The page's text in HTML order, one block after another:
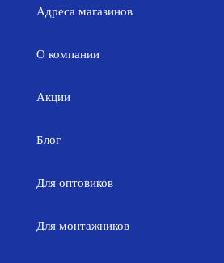
Адреса магазинов
О компании
Акции
Блог
Для оптовиков
Для монтажников